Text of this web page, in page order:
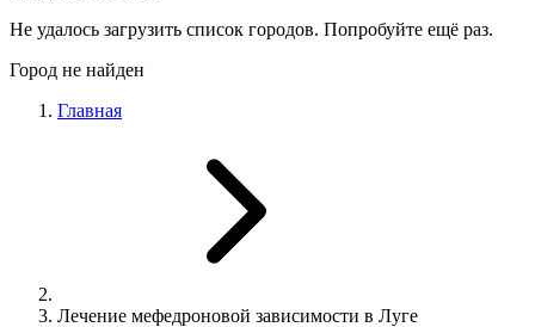
Не удалось загрузить список городов. Попробуйте ещё раз.
Город не найден
Главная
Лечение мефедроновой зависимости в Луге